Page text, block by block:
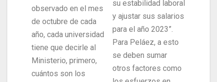
observado en el mes
de octubre de cada
año, cada universidad
tiene que decirle al
Ministerio, primero,
cuántos son los
su estabilidad laboral
y ajustar sus salarios
para el año 2023”.
Para Peláez, a esto
se deben sumar
otros factores como